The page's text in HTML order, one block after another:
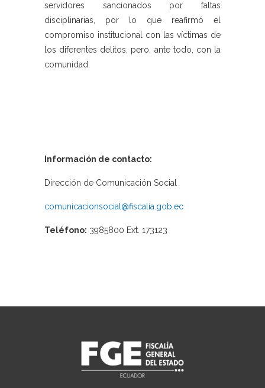
servidores sancionados por faltas
disciplinarias, por lo que reafirmó el
compromiso institucional con las víctimas de
los diferentes delitos, pero, ante todo, con la
comunidad.
Información de contacto:
Dirección de Comunicación Social
comunicacionsocial@fiscalia.gob.ec
Teléfono: 3985800 Ext. 173123